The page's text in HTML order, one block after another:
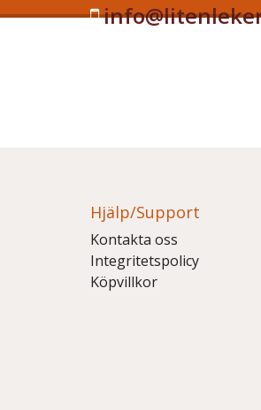
Hjälp/Support
Kontakta oss
Integritetspolicy
Köpvillkor